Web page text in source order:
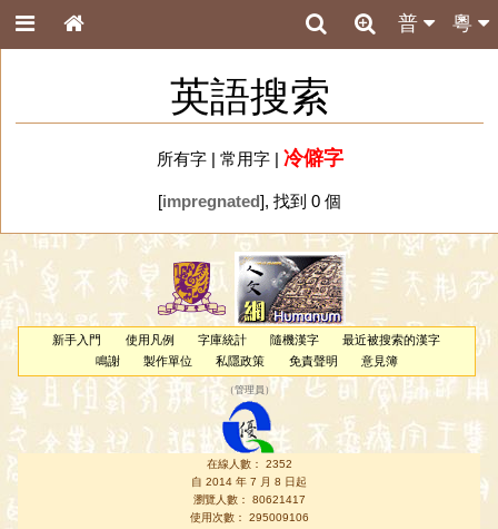
粵
普
英語搜索
所有字| 常用字| 冷僻字
[impregnated], 找到 0 個
新手入門 使用凡例 字庫統計 隨機漢字
最近被搜索的漢字
鳴謝
製作單位 私隱政策 免責聲明 意見簿
（管理員 ）
在線人數： 2352
自 2014 年 7 月 8 日起
瀏覽人數： 80621417
使用次數： 295009106